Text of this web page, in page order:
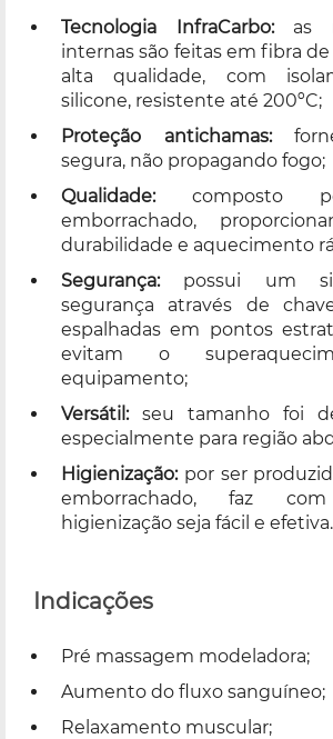
Tecnologia InfraCarbo:as
internas são feitas em fibra
alta qualidade, com
silicone, resistente até 200ºC;
Proteção antichamas:
segura, não propagando fogo;
Qualidade:composto
emborrachado,
durabilidade e aquecimento
Segurança:possui um
segurança através de
espalhadas em pontos
evitam o
equipamento;
Versátil:seu tamanho foi
especialmente para região
Higienização:por ser
emborrachado, faz
higienização seja fácil e efetiva.
Indicações
Pré massagem modeladora;
Aumento do fluxo sanguíneo;
Relaxamento muscular;